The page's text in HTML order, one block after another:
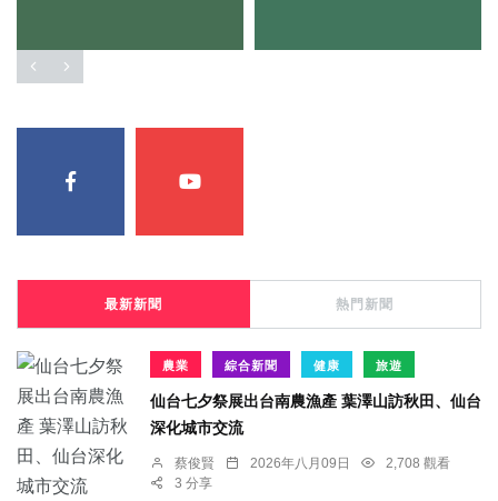
最新新聞 熱門新聞
農業 綜合新聞 健康 旅遊
仙台七夕祭展出台南農漁產 葉澤山訪秋田、仙台
深化城市交流
蔡俊賢 2026年八月09日
2,708 觀看
3 分享